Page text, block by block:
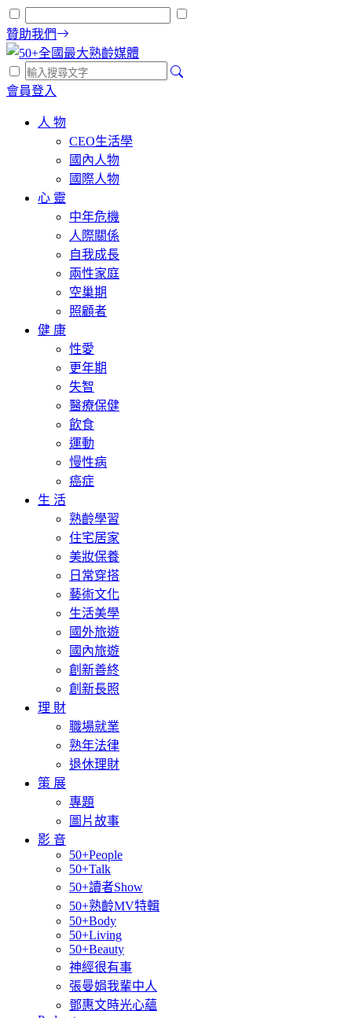
贊助我們
會員登入
人 物
CEO生活學
國內人物
國際人物
心 靈
中年危機
人際關係
自我成長
兩性家庭
空巢期
照顧者
健 康
性愛
更年期
失智
醫療保健
飲食
運動
慢性病
癌症
生 活
熟齡學習
住宅居家
美妝保養
日常穿搭
藝術文化
生活美學
國外旅遊
國內旅遊
創新善終
創新長照
理 財
職場就業
熟年法律
退休理財
策 展
專題
圖片故事
影 音
50+People
50+Talk
50+讀者Show
50+熟齡MV特輯
50+Body
50+Living
50+Beauty
神經很有事
張曼娟我輩中人
鄧惠文時光心蘊